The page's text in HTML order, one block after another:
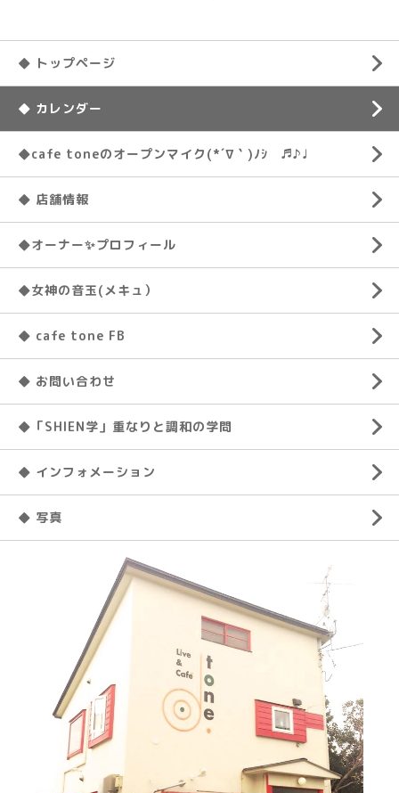
◆ トップページ
◆ カレンダー
◆cafe toneのオープンマイク(*´∇｀)ﾉｼ ♬♪♩
◆ 店舗情報
◆オーナー✨プロフィール
◆女神の音玉(メキュ）
◆ cafe tone FB
◆ お問い合わせ
◆「SHIEN学」重なりと調和の学問
◆ インフォメーション
◆ 写真